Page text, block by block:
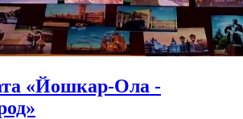
«Йошкар-Ола -